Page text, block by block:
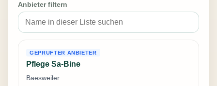
Anbieter filtern
GEPRÜFTER ANBIETER
Pflege Sa-Bine
Baesweiler